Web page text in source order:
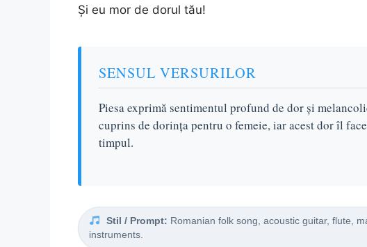
Și eu mor de dorul tău!
SENSUL VERSURILOR
Piesa exprimă sentimentul profund de dor și
cuprins de dorința pentru o femeie, iar acest dor îl
timpul.
Stil / Prompt: Romanian folk song, acoustic guitar, flute,
instruments.